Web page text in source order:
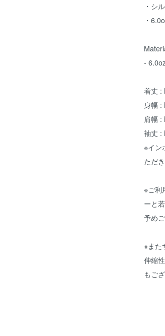
・シ
・
-
着丈 :
身幅 :
肩幅 :
袖丈 :
※イン
ただ
※ご利
ーと
予め
※また
伸縮
もご